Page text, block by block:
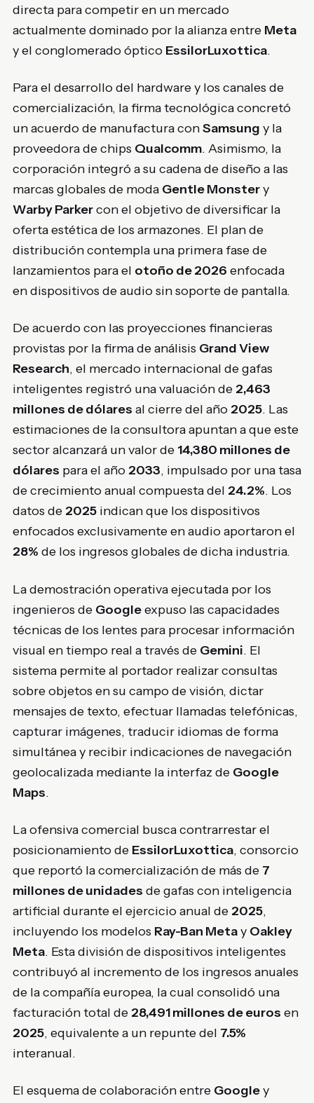
directa para competir en un mercado
actualmente dominado por la alianza entre Meta
y el conglomerado óptico EssilorLuxottica.
Para el desarrollo del hardware y los canales de
comercialización, la firma tecnológica concretó
un acuerdo de manufactura conSamsung y la
proveedora de chips Qualcomm. Asimismo, la
corporación integró a su cadena de diseño a las
marcas globales de moda Gentle Monstery
Warby Parkercon el objetivo de diversificar la
oferta estética de los armazones. El plan de
distribución contempla una primera fase de
lanzamientos para el otoño de 2026 enfocada
en dispositivos de audio sin soporte de pantalla.
De acuerdo con las proyecciones financieras
provistas por la firma de análisis Grand View
Research, el mercado internacional de gafas
inteligentes registró una valuación de 2,463
millones de dólares al cierre del año 2025. Las
estimaciones de la consultora apuntan a que este
sector alcanzará un valor de 14,380 millones de
dólares para el año 2033, impulsado por una tasa
de crecimiento anual compuesta del 24.2%. Los
datos de 2025 indican que los dispositivos
enfocados exclusivamente en audio aportaron el
28% de los ingresos globales de dicha industria.
La demostración operativa ejecutada por los
ingenieros de Googleexpuso las capacidades
técnicas de los lentes para procesar información
visual en tiempo real a través de Gemini. El
sistema permite al portador realizar consultas
sobre objetos en su campo de visión, dictar
mensajes de texto, efectuar llamadas telefónicas,
capturar imágenes, traducir idiomas de forma
simultánea y recibir indicaciones de navegación
geolocalizada mediante la interfaz de Google
Maps.
La ofensiva comercial busca contrarrestar el
posicionamiento de EssilorLuxottica, consorcio
que reportó la comercialización de más de 7
millones de unidades de gafas con inteligencia
artificial durante el ejercicio anual de 2025,
incluyendo los modelos Ray-Ban Metay Oakley
Meta. Esta división de dispositivos inteligentes
contribuyó al incremento de los ingresos anuales
de la compañía europea, la cual consolidó una
facturación total de 28,491 millones de euros en
2025, equivalente a un repunte del 7.5%
interanual.
El esquema de colaboración entre Googley